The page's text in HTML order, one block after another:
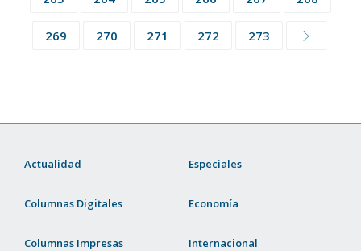
269 270 271 272 273
Actualidad
Columnas Digitales
Columnas Impresas
Especiales
Economía
Internacional